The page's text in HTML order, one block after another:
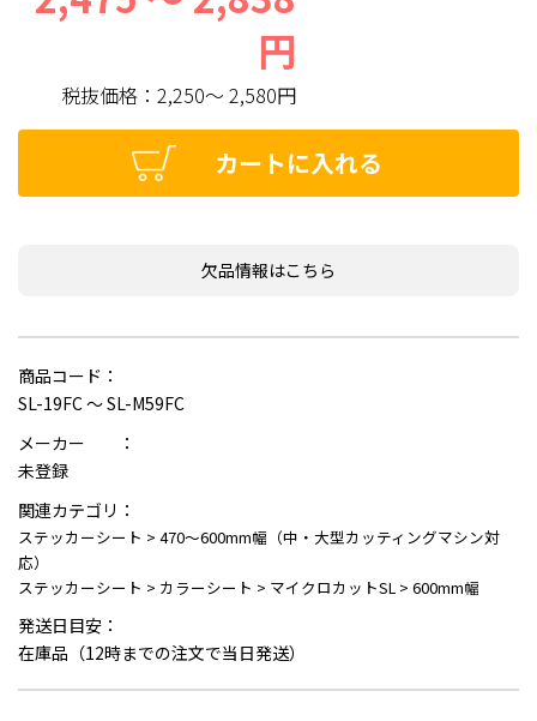
円
税抜価格：2,250～ 2,580円
カートに入れる
欠品情報はこちら
商品コード：
SL-19FC ～ SL-M59FC
メーカー ：
未登録
関連カテゴリ：
ステッカーシート > 470～600mm幅（中・大型カッティングマシン対
応）
ステッカーシート > カラーシート > マイクロカットSL > 600mm幅
発送日目安：
在庫品（12時までの注文で当日発送）